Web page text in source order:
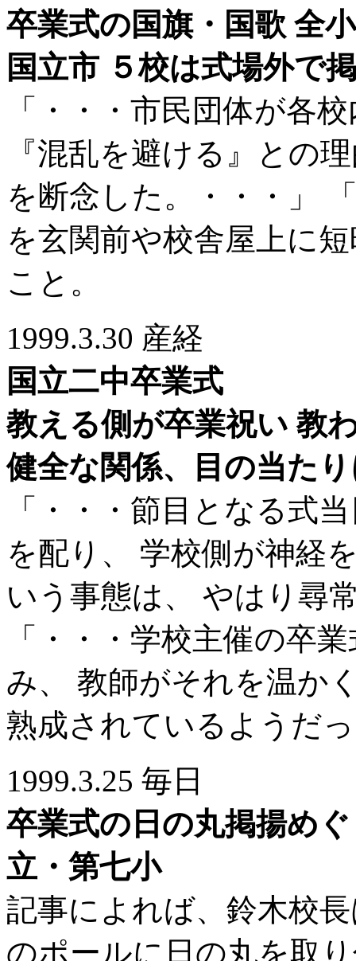
卒業式の国旗・国歌 全
国立市 ５校は式場外で
「・・・市民団体が各
『混乱を避ける』との
を断念した。・・・」
を玄関前や校舎屋上に
こと。
1999.3.30 産経
国立二中卒業式
教える側が卒業祝い 教
健全な関係、目の当た
「・・・節目となる式
を配り、 学校側が神経
いう事態は、 やはり尋
「・・・学校主催の卒
み、 教師がそれを温か
熟成されているようだ
1999.3.25 毎日
卒業式の日の丸掲揚め
立・第七小
記事によれば、鈴木校
のポールに日の丸を取